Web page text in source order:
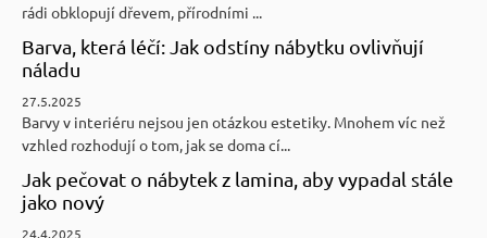
rádi obklopují dřevem, přírodními ...
Barva, která léčí: Jak odstíny nábytku ovlivňují
náladu
27.5.2025
Barvy v interiéru nejsou jen otázkou estetiky. Mnohem víc než
vzhled rozhodují o tom, jak se doma cí...
Jak pečovat o nábytek z lamina, aby vypadal stále
jako nový
24.4.2025